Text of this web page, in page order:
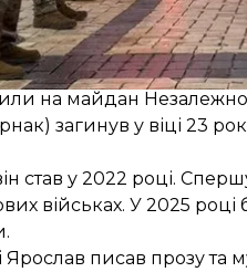
в Михайлівському
на майдан
загинув у віці 23
став у 2022 році.
військах. У 2025 році
Ярослав писав прозу та